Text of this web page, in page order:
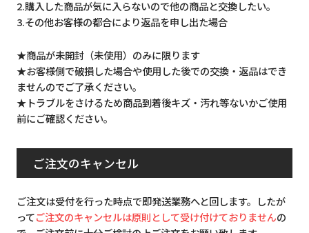
2.購入した商品が気に入らないので他の商品と交換したい。
3.その他お客様の都合により返品を申し出た場合
★商品が未開封（未使用）のみに限ります
★お客様側で破損した場合や使用した後での交換・返品はでき
ませんのでご了承ください。
★トラブルをさけるため商品到着後キズ・汚れ等ないかご使用
前にご確認ください。
ご注文のキャンセル
ご注文は受付を行った時点で即発送業務へと回します。したが
ってご注文のキャンセルは原則として受け付けておりませんの